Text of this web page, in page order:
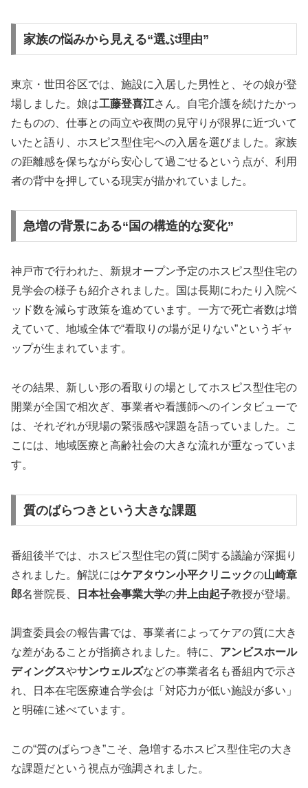
家族の悩みから見える“選ぶ理由”
東京・世田谷区では、施設に入居した男性と、その娘が登
場しました。娘は工藤登喜江さん。自宅介護を続けたかっ
たものの、仕事との両立や夜間の見守りが限界に近づいて
いたと語り、ホスピス型住宅への入居を選びました。家族
の距離感を保ちながら安心して過ごせるという点が、利用
者の背中を押している現実が描かれていました。
急増の背景にある“国の構造的な変化”
神戸市で行われた、新規オープン予定のホスピス型住宅の
見学会の様子も紹介されました。国は長期にわたり入院ベ
ッド数を減らす政策を進めています。一方で死亡者数は増
えていて、地域全体で“看取りの場が足りない”というギャ
ップが生まれています。
その結果、新しい形の看取りの場としてホスピス型住宅の
開業が全国で相次ぎ、事業者や看護師へのインタビューで
は、それぞれが現場の緊張感や課題を語っていました。こ
こには、地域医療と高齢社会の大きな流れが重なっていま
す。
質のばらつきという大きな課題
番組後半では、ホスピス型住宅の質に関する議論が深掘り
されました。解説にはケアタウン小平クリニックの山崎章
郎名誉院長、 日本社会事業大学の井上由起子教授が登場。
調査委員会の報告書では、事業者によってケアの質に大き
な差があることが指摘されました。特に、 アンビスホール
ディングスやサンウェルズなどの事業者名も番組内で示さ
れ、日本在宅医療連合学会は「対応力が低い施設が多い」
と明確に述べています。
この“質のばらつき”こそ、急増するホスピス型住宅の大き
な課題だという視点が強調されました。